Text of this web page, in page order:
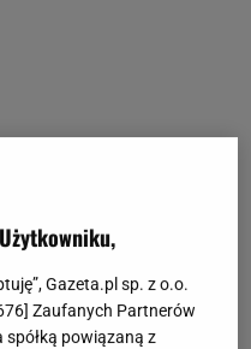
Gazeta.pl sp. z o.o.
] Zaufanych Partnerów
spółką powiązaną z